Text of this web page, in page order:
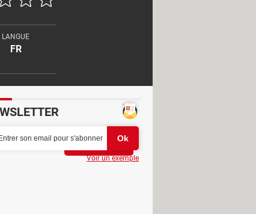
LANGUE
FR
une copie de ses
etc.) Par souci de simplicité
Voir un exemple